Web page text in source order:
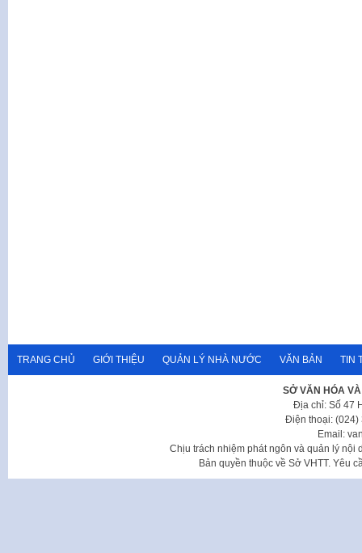
TRANG CHỦ GIỚI THIỆU QUẢN LÝ NHÀ NƯỚC VĂN BẢN TIN
SỞ VĂN HÓA
Địa chỉ: Số 47
Điện thoại: (024)
Email:
Chịu trách nhiệm phát ngôn và quản lý nội
Bản quyền thuộc về Sở VHTT. Yêu